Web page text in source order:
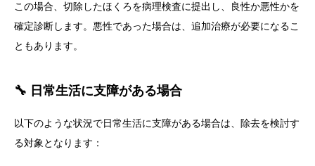
この場合、切除したほくろを病理検査に提出し、良性か悪性かを
確定診断します。悪性であった場合は、追加治療が必要になるこ
ともあります。
🔧 日常生活に支障がある場合
以下のような状況で日常生活に支障がある場合は、除去を検討す
る対象となります：